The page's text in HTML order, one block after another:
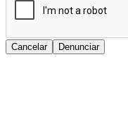
Cancelar Denunciar